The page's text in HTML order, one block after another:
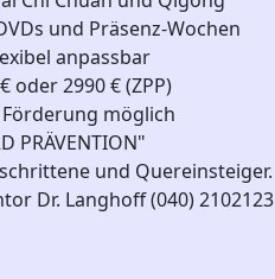
und Präsenz-Wochen
anpassbar
oder 2990 € (ZPP)
möglich
PRÄVENTION"
und Quereinsteiger.
Dr. Langhoff (040) 2102123